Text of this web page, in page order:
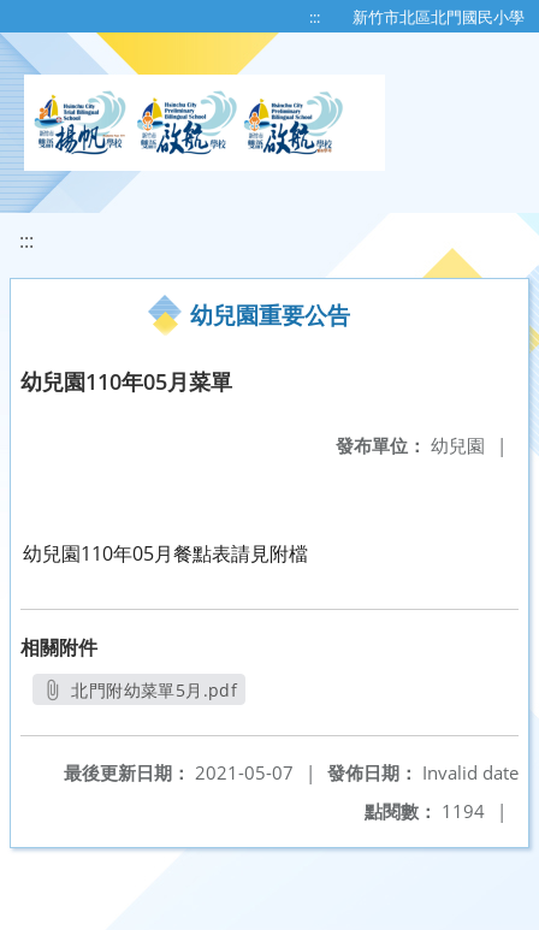
::: 新竹市北區北門國民小學
:::
幼兒園重要公告
幼兒園110年05月菜單
發布單位： 幼兒園 |
幼兒園110年05月餐點表請見附檔
相關附件
北門附幼菜單5月.pdf
發佈日期： Invalid date
最後更新日期： 2021-05-07
|
點閱數： 1194 |